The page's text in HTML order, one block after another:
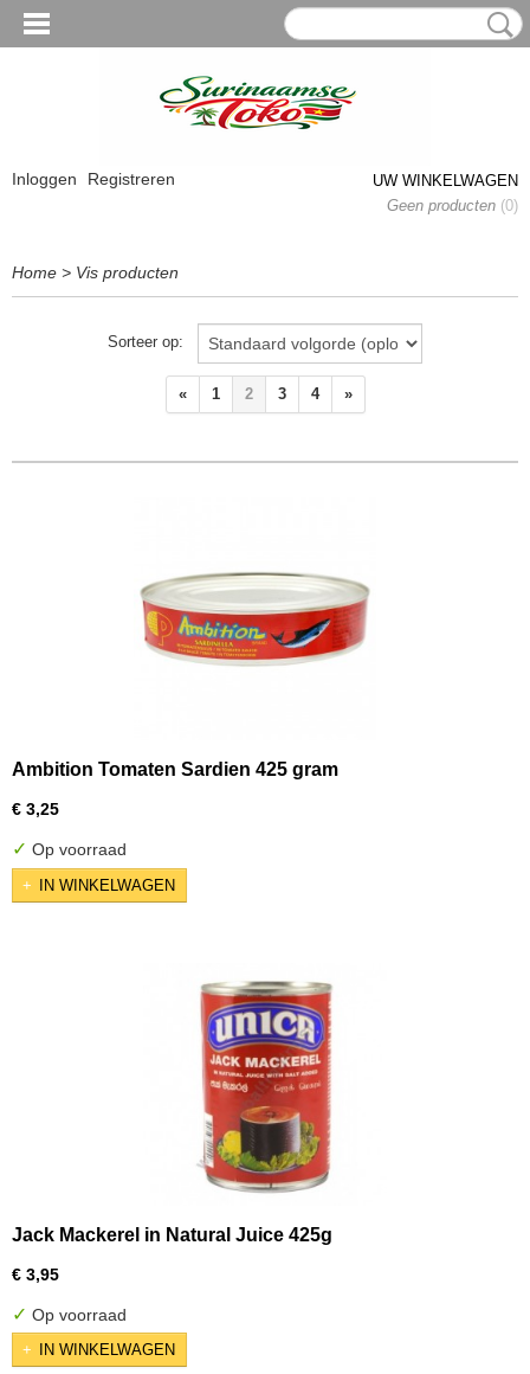
Inloggen Registreren
UW WINKELWAGEN
Geen producten (0)
Home > Vis producten
Sorteer op:
« 1 2 3 4 »
Ambition Tomaten Sardien 425 gram
€ 3,25
✓ Op voorraad
IN WINKELWAGEN
Jack Mackerel in Natural Juice 425g
€ 3,95
✓ Op voorraad
IN WINKELWAGEN